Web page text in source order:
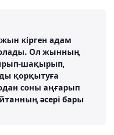
кірген адам
Ол жынның
шақырып,
қорқытуға
соны аңғарып
әсері бары